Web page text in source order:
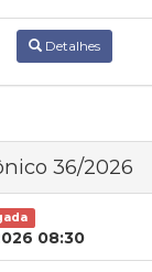
Detalhes
36/2026
08:30